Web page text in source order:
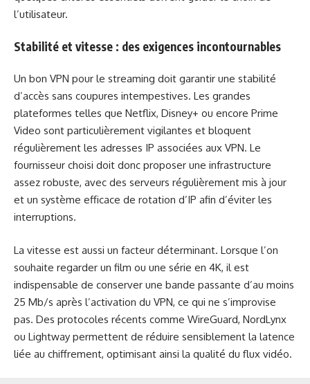
l’utilisateur.
Stabilité et vitesse : des exigences incontournables
Un bon VPN pour le streaming doit garantir une stabilité
d’accès sans coupures intempestives. Les grandes
plateformes telles que Netflix, Disney+ ou encore Prime
Video sont particulièrement vigilantes et bloquent
régulièrement les adresses IP associées aux VPN. Le
fournisseur choisi doit donc proposer une infrastructure
assez robuste, avec des serveurs régulièrement mis à jour
et un système efficace de rotation d’IP afin d’éviter les
interruptions.
La vitesse est aussi un facteur déterminant. Lorsque l’on
souhaite regarder un film ou une série en 4K, il est
indispensable de conserver une bande passante d’au moins
25 Mb/s après l’activation du VPN, ce qui ne s’improvise
pas. Des protocoles récents comme WireGuard, NordLynx
ou Lightway permettent de réduire sensiblement la latence
liée au chiffrement, optimisant ainsi la qualité du flux vidéo.